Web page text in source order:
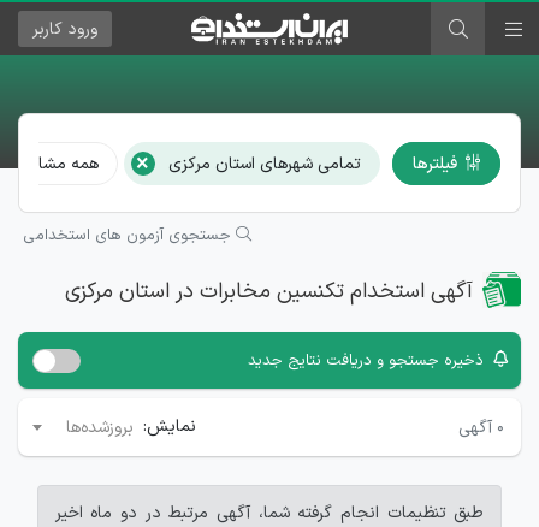
ورود کاربر
فیلترها تمامی شهرهای استان مرکزی × همه مشاغل
جستجوی آزمون های استخدامی
آگهی استخدام تکنسین مخابرات در استان مرکزی
ذخیره جستجو و دریافت نتایج جدید
۰ آگهی نمایش: بروزشده‌ها
طبق تنظیمات انجام گرفته شما، آگهی مرتبط در دو ماه اخیر